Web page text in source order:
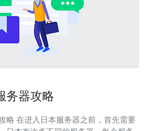
务器攻略
先需要